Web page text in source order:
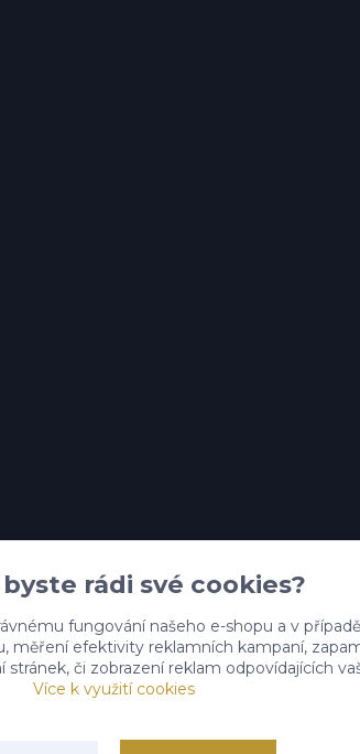
byste rádi své cookies?
fungování našeho e-shopu a v
měření efektivity reklamních kampaní,
stránek, či zobrazení reklam odpovídajících
Více k využití cookies